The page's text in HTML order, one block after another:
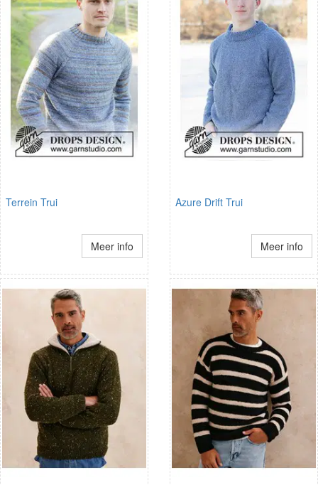
Terrein Trui
Meer info
Azure Drift Trui
Meer info